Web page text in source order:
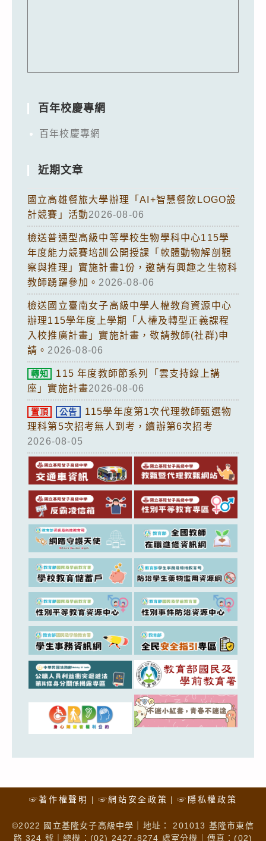
百年校慶專網
百年校慶專網
近期文章
國立高雄餐旅大學辦理「AI+智慧餐飲LOGO設
計競賽」活動2026-08-06
檢送普通型高級中等學校生物學科中心115學
年度能力競賽培訓公開授課「軟體動物解剖觀
察與推理」實施計畫1份，邀請有興趣之生物科
教師踴躍參加。 2026-08-06
檢送國立臺南女子高級中學人權教育資源中心
辦理115學年度上學期「人權及轉型正義課程
入校推廣計畫」實施計畫，敬請教師(社群)申
請。 2026-08-06
轉知
115 年度教師節系列「雲支持線上講
座」實施計畫2026-08-06
置頂 公告
115學年度第1次代理教師甄選物
理科第5次招考無人到考，續辦第6次招考
2026-08-05
☞著作權聲明 ☞網站安全政策 ☞隱私權政策
©2022 國立基隆女子高級中學｜地址： 201013 基隆市東信
路 324 號｜總機：(02) 2427-8274 處室分機｜傳真：(02)